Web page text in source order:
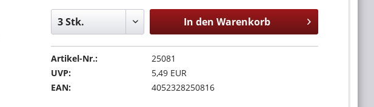
In den Warenkorb
Artikel-Nr.:
25081
UVP:
5,49 EUR
EAN:
4052328250816